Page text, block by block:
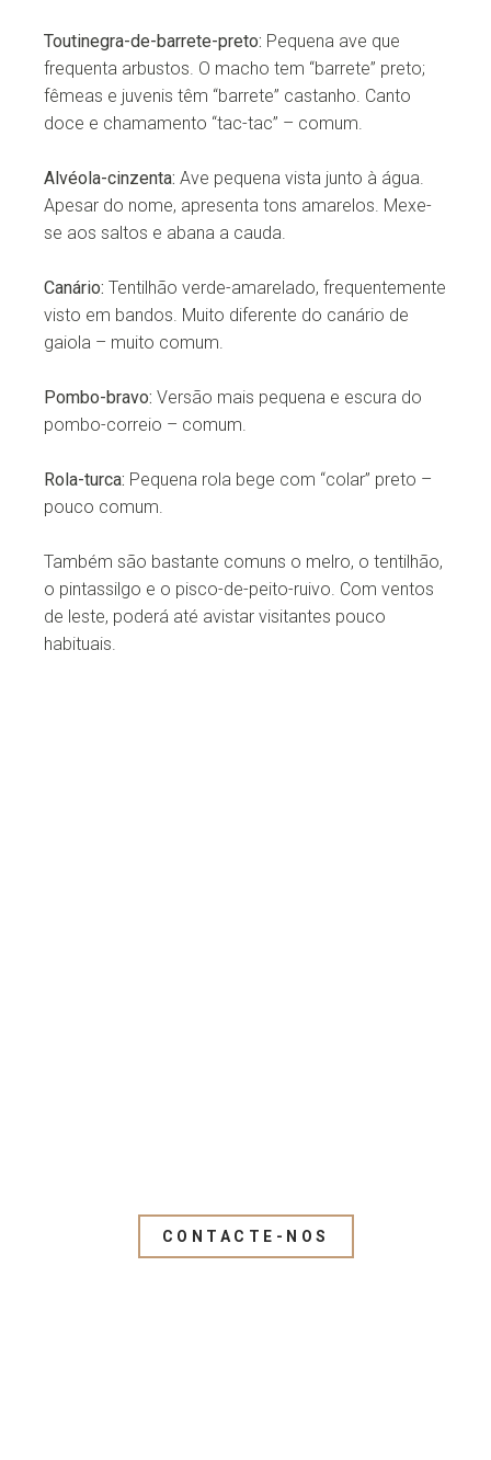
Toutinegra-de-barrete-preto: Pequena ave que
frequenta arbustos. O macho tem “barrete” preto;
fêmeas e juvenis têm “barrete” castanho. Canto
doce e chamamento “tac-tac” – comum.
Alvéola-cinzenta: Ave pequena vista junto à água.
Apesar do nome, apresenta tons amarelos. Mexe-
se aos saltos e abana a cauda.
Canário: Tentilhão verde-amarelado, frequentemente
visto em bandos. Muito diferente do canário de
gaiola – muito comum.
Pombo-bravo: Versão mais pequena e escura do
pombo-correio – comum.
Rola-turca: Pequena rola bege com “colar” preto –
pouco comum.
Também são bastante comuns o melro, o tentilhão,
o pintassilgo e o pisco-de-peito-ruivo. Com ventos
de leste, poderá até avistar visitantes pouco
habituais.
CONTACTE-NOS